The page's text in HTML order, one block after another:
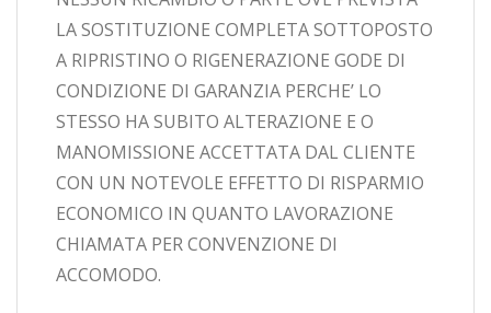
LA SOSTITUZIONE COMPLETA SOTTOPOSTO
A RIPRISTINO O RIGENERAZIONE GODE DI
CONDIZIONE DI GARANZIA PERCHE’ LO
STESSO HA SUBITO ALTERAZIONE E O
MANOMISSIONE ACCETTATA DAL CLIENTE
CON UN NOTEVOLE EFFETTO DI RISPARMIO
ECONOMICO IN QUANTO LAVORAZIONE
CHIAMATA PER CONVENZIONE DI
ACCOMODO.